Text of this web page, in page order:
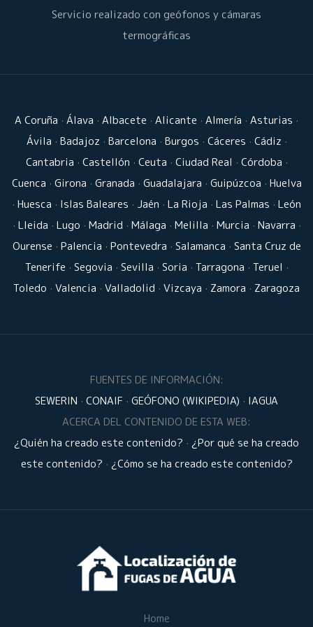
Servicio realizado con geófonos y cámaras
termográficas
A Coruña · Álava · Albacete · Alicante · Almería · Asturias ·
Ávila · Badajoz · Barcelona · Burgos · Cáceres · Cádiz ·
Cantabria · Castellón · Ceuta · Ciudad Real · Córdoba ·
Cuenca · Girona · Granada · Guadalajara · Guipúzcoa · Huelva
· Huesca · Islas Baleares · Jaén · La Rioja · Las Palmas · León
· Lleida · Lugo · Madrid · Málaga · Melilla · Murcia · Navarra ·
Ourense · Palencia · Pontevedra · Salamanca · Santa Cruz de
Tenerife · Segovia · Sevilla · Soria · Tarragona · Teruel ·
Toledo · Valencia · Valladolid · Vizcaya · Zamora · Zaragoza
FUENTES DE INFORMACIÓN:
SEWERIN · CONAIF · GEÓFONO (WIKIPEDIA) · IAGUA
ACERCA DEL CONTENIDO DE ESTA WEB:
¿Quién ha creado este contenido? · ¿Por qué se ha creado
este contenido? · ¿Cómo se ha creado este contenido?
Home